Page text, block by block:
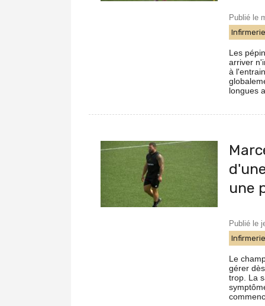
Publié le
Les
arriver
à
longues
une
Publié le
Le
gérer
trop. La